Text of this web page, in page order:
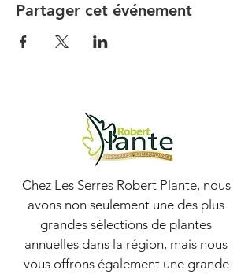
Partager cet événement
Chez Les Serres Robert Plante, nous
avons non seulement une des plus
grandes sélections de plantes
annuelles dans la région, mais nous
vous offrons également une grande